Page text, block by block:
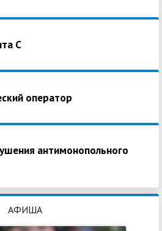
С
оператор
антимонопольного
АФИША